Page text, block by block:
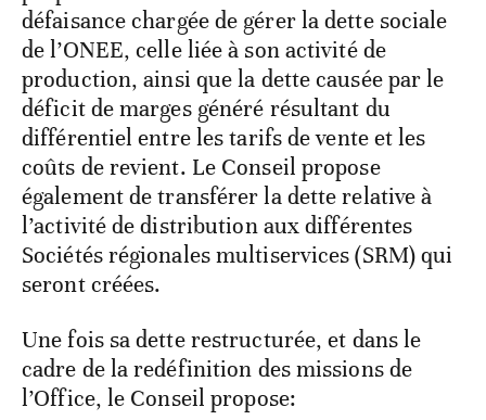
défaisance chargée de gérer la dette sociale
de l’ONEE, celle liée à son activité de
production, ainsi que la dette causée par le
déficit de marges généré résultant du
différentiel entre les tarifs de vente et les
coûts de revient. Le Conseil propose
également de transférer la dette relative à
l’activité de distribution aux différentes
Sociétés régionales multiservices (SRM) qui
seront créées.
Une fois sa dette restructurée, et dans le
cadre de la redéfinition des missions de
l’Office, le Conseil propose: